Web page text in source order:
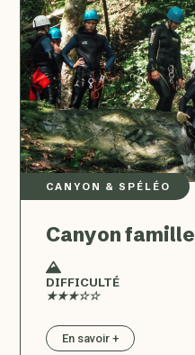
CANYON & SPÉLÉO
Canyon famille
DIFFICULTÉ
★★★☆☆
En savoir +